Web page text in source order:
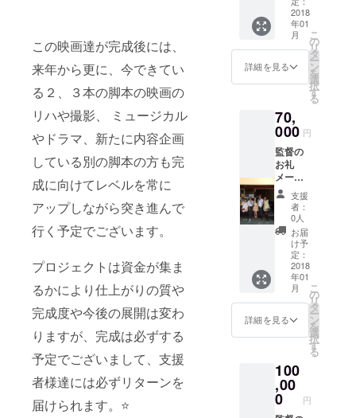
この映画達が完成後には、
来年から更に、今できてい
る２、３本の脚本の映画の
リハや撮影、 ミュージカル
やドラマ、新たに内容企画
している別の脚本の方も完
成に向けてレベルを常に
アップしながら突き進んで
行く予定でございます。
プロジェクトは資金が集ま
るかにより仕上がりの質や
完成度や今後の展開は変わ
りますが、完成は必ずする
予定でございまして、支援
者様達には必ずリターンを
届けられます。⭐️
の三橋
加奈子
さんの
写真付
きサイ
劇場無
料ご招
待 関係
者打ち
上げに
参加
ドロー
ルクレ
ジット
監督の
CDとド
ラマ
DVD1プ
ト 主演
俳優の
レアも
のCDア
ルバム8
曲入り
ハン
ターハ
ンター
のキル
ア役の
声優、
ゲスト
の三橋
加奈子
さんの
写真付
スマス
劇場無
料ご招
待 舞台
2018
年01
月
詳細を見る
こ
の
リ
タ
ー
ン
を
選
択
す
る
70,
000 円
監督の
お礼
メール
監督、
好きな
主演女
優俳優
のサイ
ン エン
ドロー
ルクレ
ジット
監督の
CDと
DVDプ
レゼン
俳優の
レアも
のCDア
ルバム8
支援
者：
0人
お届
け予
定：
2018
年01
月
詳細を見る
こ
の
リ
タ
ー
ン
を
選
択
す
る
100
,00
0 円